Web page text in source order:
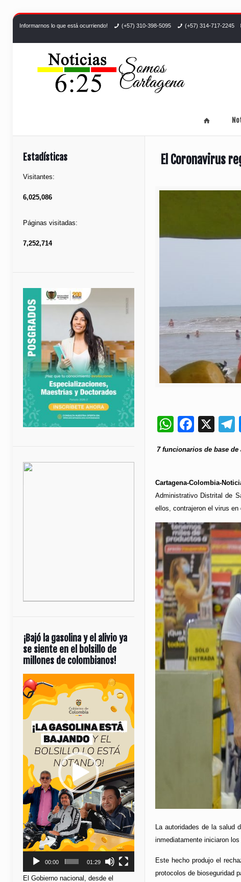
Informarnos lo que está ocurriendo! (+57) 310-398-5095 (+57) 314-717-2245
El Coronavirus
X
7 funcionarios de base
Cartagena-Colombia-
Administrativo Distrital de
ellos, contrajeron el virus
La autoridades de la salud
inmediatamente iniciaron
Este hecho produjo el
protocolos de bioseguridad
Estadísticas
Visitantes:
6,025,086
Páginas visitadas:
7,252,714
¡Bajó la gasolina y el alivio ya
se siente en el bolsillo de
millones de colombianos!
Reproductor
de
vídeo
00:00 01:29
El Gobierno nacional, desde el